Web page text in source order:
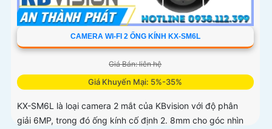
CAMERA WI-FI 2 ỐNG KÍNH KX-SM6L
Giá Bán: liên hệ
Giá Khuyến Mại: 5%-35%
KX-SM6L là loại camera 2 mắt của KBvision với độ phân
giải 6MP, trong đó ống kính cố định 2. 8mm cho góc nhìn